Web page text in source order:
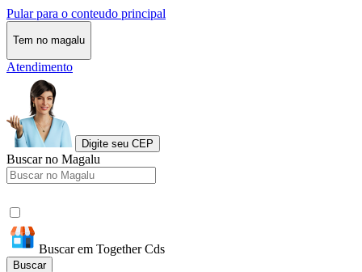
Pular para o conteudo principal
Tem no magalu
Atendimento
Digite seu CEP
Buscar no Magalu
Buscar em Together Cds
Buscar